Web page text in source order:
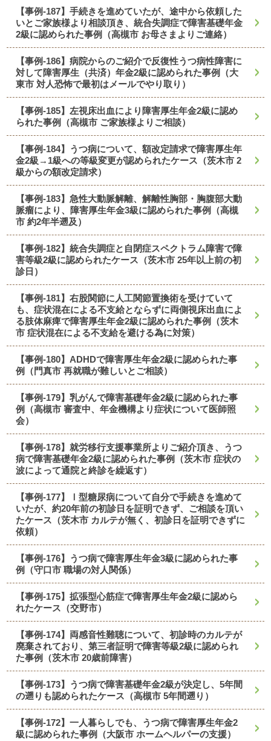
【事例-187】手続きを進めていたが、途中から依頼した
いとご家族様より相談頂き、統合失調症で障害基礎年金
2級に認められた事例（高槻市 お母さまよりご連絡）
【事例-186】病院からのご紹介で反復性うつ病性障害に
対して障害厚生（共済）年金2級に認められた事例（大
東市 対人恐怖で最初はメールでやり取り）
【事例-185】左視床出血により障害厚生年金2級に認め
られた事例（高槻市 ご家族様よりご相談）
【事例-184】うつ病について、額改定請求で障害厚生年
金2級→1級への等級変更が認められたケース（茨木市 2
級からの額改定請求）
【事例-183】急性大動脈解離、解離性胸部・胸腹部大動
脈瘤により、障害厚生年金3級に認められた事例（高槻
市 約2年半遡及）
【事例-182】統合失調症と自閉症スペクトラム障害で障
害等級2級に認められたケース（茨木市 25年以上前の初
診日）
【事例-181】右股関節に人工関節置換術を受けていて
も、症状混在による不支給とならずに両側視床出血によ
る肢体麻痺で障害厚生年金2級に認められた事例（茨木
市 症状混在による不支給を避ける為に対策）
【事例-180】ADHDで障害厚生年金2級に認められた事
例（門真市 再就職が難しいとご相談）
【事例-179】乳がんで障害基礎年金2級に認められた事
例（高槻市 審査中、年金機構より症状について医師照
会）
【事例-178】就労移行支援事業所よりご紹介頂き、うつ
病で障害基礎年金2級に認められた事例（茨木市 症状の
波によって通院と終診を繰返す）
【事例-177】Ⅰ型糖尿病について自分で手続きを進めて
いたが、約20年前の初診日を証明できず、ご相談を頂い
たケース（茨木市 カルテが無く、初診日を証明できずに
依頼）
【事例-176】うつ病で障害厚生年金3級に認められた事
例（守口市 職場の対人関係）
【事例-175】拡張型心筋症で障害厚生年金2級に認めら
れたケース（交野市）
【事例-174】両感音性難聴について、初診時のカルテが
廃棄されており、第三者証明で障害等級2級に認められ
た事例（茨木市 20歳前障害）
【事例-173】うつ病で障害基礎年金2級が決定し、5年間
の遡りも認められたケース（高槻市 5年間遡り）
【事例-172】一人暮らしでも、うつ病で障害厚生年金2
級に認められた事例（大阪市 ホームヘルパーの支援）